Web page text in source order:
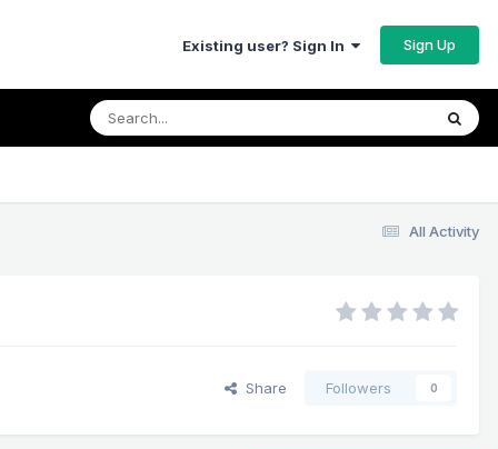
Existing user? Sign In Sign Up
All Activity
Share Followers 0